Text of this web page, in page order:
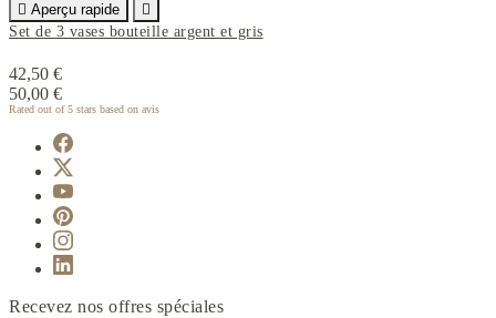
 Aperçu rapide

Set de 3 vases bouteille argent et gris
42,50 €
50,00 €
Rated out of 5 stars based on avis
Recevez nos offres spéciales